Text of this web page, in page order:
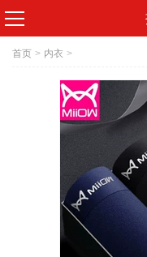
首页 > 内衣 >